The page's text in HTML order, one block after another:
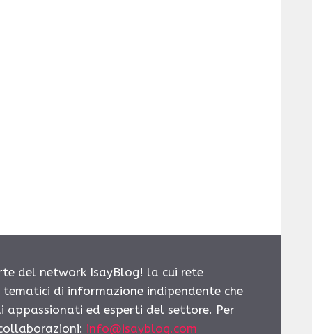
del network IsayBlog! la cui rete
di informazione indipendente che
ed esperti del settore. Per
info@isayblog.com